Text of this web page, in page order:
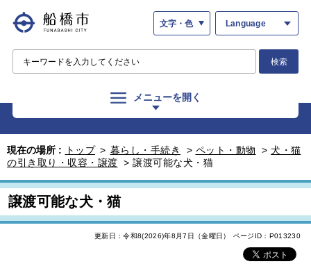
文字・色 Language
検索
メニューを開く
現在の場所 : トップ > 暮らし・手続き > ペット・動物 > 犬・猫
の引き取り・収容・譲渡 > 譲渡可能な犬・猫
譲渡可能な犬・猫
更新日：令和8(2026)年8月7日（金曜日） ページID：P013230